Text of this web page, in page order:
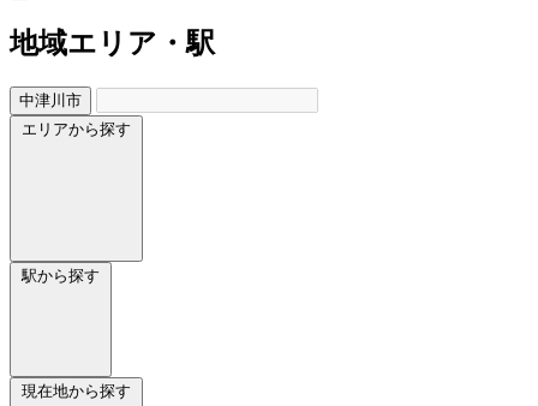
地域エリア・駅
中津川市
エリアから探す
駅から探す
現在地から探す